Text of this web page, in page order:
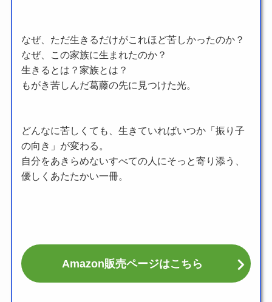
なぜ、ただ生きるだけがこれほど苦しかったのか？
なぜ、この家族に生まれたのか？
生きるとは？家族とは？
もがき苦しんだ葛藤の先に見つけた光。
どんなに苦しくても、生きていればいつか「振り子
の向き」が変わる。
自分をあきらめないすべての人にそっと寄り添う、
優しくあたたかい一冊。
Amazon販売ページはこちら